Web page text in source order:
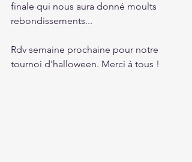
finale qui nous aura donné moults
rebondissements...
Rdv semaine prochaine pour notre
tournoi d'halloween. Merci à tous !